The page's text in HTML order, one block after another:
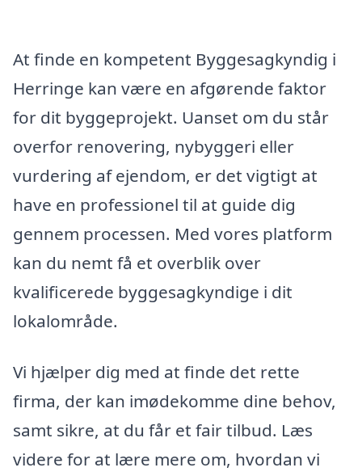
At finde en kompetent Byggesagkyndig i
Herringe kan være en afgørende faktor
for dit byggeprojekt. Uanset om du står
overfor renovering, nybyggeri eller
vurdering af ejendom, er det vigtigt at
have en professionel til at guide dig
gennem processen. Med vores platform
kan du nemt få et overblik over
kvalificerede byggesagkyndige i dit
lokalområde.
Vi hjælper dig med at finde det rette
firma, der kan imødekomme dine behov,
samt sikre, at du får et fair tilbud. Læs
videre for at lære mere om, hvordan vi